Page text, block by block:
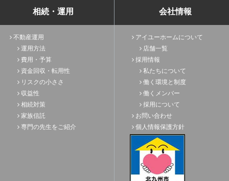
相続・運用
不動産運用
運用方法
費用・予算
資金回収・転用性
リスクの小ささ
収益性
相続対策
家族信託
専門の先生をご紹介
会社情報
アイユーホームについて
店舗一覧
採用情報
私たちについて
働く環境と制度
働くメンバー
採用について
お問い合わせ
個人情報保護方針